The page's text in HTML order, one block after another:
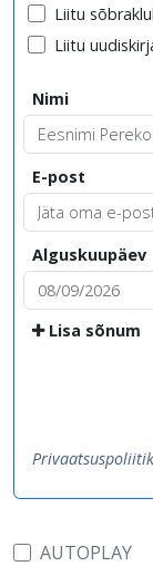
Liitu
Liitu
Nimi
E-post
Alguskuupäev
Lisa sõnum
AUTOPLAY